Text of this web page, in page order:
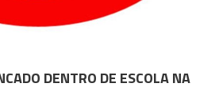
DENTRO DE ESCOLA NA